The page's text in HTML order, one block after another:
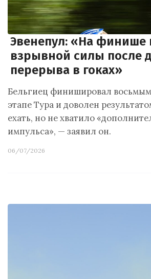
Эвенепул: «На финише
взрывной силы после
перерыва в гоках»
Бельгиец финишировал
этапе Тура и доволен
ехать, но не хватило
импульса», — заявил он.
06/07/2026